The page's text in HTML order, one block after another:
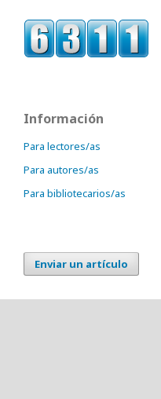
Información
Para lectores/as
Para autores/as
Para bibliotecarios/as
Enviar un artículo